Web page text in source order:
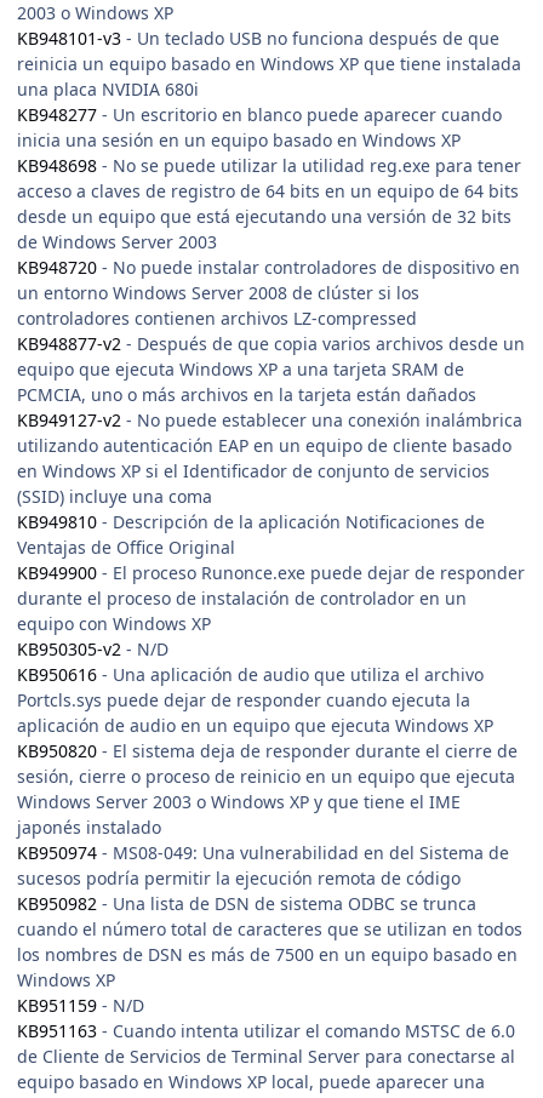
2003 o Windows XP
KB948101-v3 - Un teclado USB no funciona después de que
reinicia un equipo basado en Windows XP que tiene instalada
una placa NVIDIA 680i
KB948277 - Un escritorio en blanco puede aparecer cuando
inicia una sesión en un equipo basado en Windows XP
KB948698 - No se puede utilizar la utilidad reg.exe para tener
acceso a claves de registro de 64 bits en un equipo de 64 bits
desde un equipo que está ejecutando una versión de 32 bits
de Windows Server 2003
KB948720 - No puede instalar controladores de dispositivo en
un entorno Windows Server 2008 de clúster si los
controladores contienen archivos LZ-compressed
KB948877-v2 - Después de que copia varios archivos desde un
equipo que ejecuta Windows XP a una tarjeta SRAM de
PCMCIA, uno o más archivos en la tarjeta están dañados
KB949127-v2 - No puede establecer una conexión inalámbrica
utilizando autenticación EAP en un equipo de cliente basado
en Windows XP si el Identificador de conjunto de servicios
(SSID) incluye una coma
KB949810 - Descripción de la aplicación Notificaciones de
Ventajas de Office Original
KB949900 - El proceso Runonce.exe puede dejar de responder
durante el proceso de instalación de controlador en un
equipo con Windows XP
KB950305-v2 - N/D
KB950616 - Una aplicación de audio que utiliza el archivo
Portcls.sys puede dejar de responder cuando ejecuta la
aplicación de audio en un equipo que ejecuta Windows XP
KB950820 - El sistema deja de responder durante el cierre de
sesión, cierre o proceso de reinicio en un equipo que ejecuta
Windows Server 2003 o Windows XP y que tiene el IME
japonés instalado
KB950974 - MS08-049: Una vulnerabilidad en del Sistema de
sucesos podría permitir la ejecución remota de código
KB950982 - Una lista de DSN de sistema ODBC se trunca
cuando el número total de caracteres que se utilizan en todos
los nombres de DSN es más de 7500 en un equipo basado en
Windows XP
KB951159 - N/D
KB951163 - Cuando intenta utilizar el comando MSTSC de 6.0
de Cliente de Servicios de Terminal Server para conectarse al
equipo basado en Windows XP local, puede aparecer una